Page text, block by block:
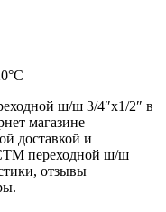
ш/ш 3/4″х1/2″ в
магазине
доставкой и
переходной ш/ш
отзывы